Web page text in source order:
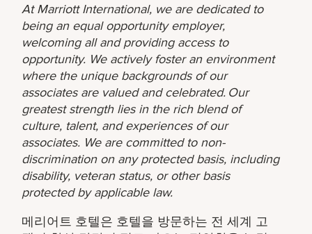
At Marriott International, we are dedicated to
being an equal opportunity employer,
welcoming all and providing access to
opportunity. We actively foster an environment
where the unique backgrounds of our
associates are valued and celebrated. Our
greatest strength lies in the rich blend of
culture, talent, and experiences of our
associates. We are committed to non-
discrimination on any protected basis, including
disability, veteran status, or other basis
protected by applicable law.
메리어트 호텔은 호텔을 방문하는 전 세계 고